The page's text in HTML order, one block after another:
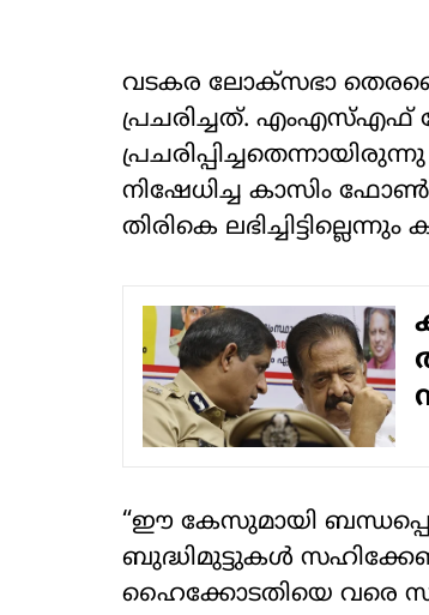
വടകര ലോക്‌സഭാ
പ്രചരിച്ചത്. എംഎസ്എഫ്
നിഷേധിച്ച കാസിം
തിരികെ
“ഈ കേസുമായി
ബുദ്ധിമുട്ടുകൾ
ഹൈക്കോടതിയെ വരെ